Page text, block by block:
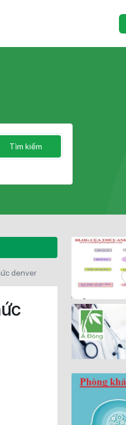
Tìm kiếm
denver